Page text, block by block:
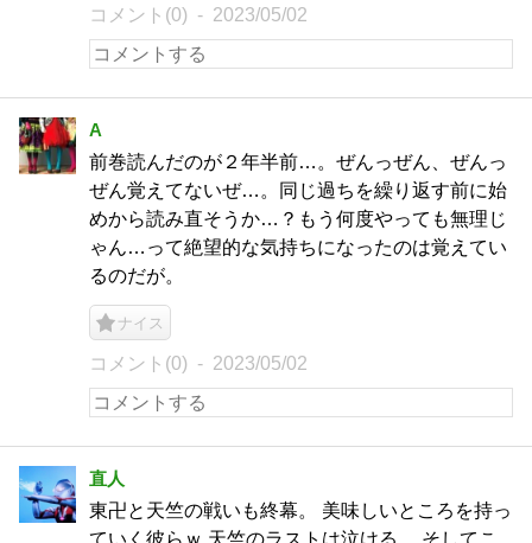
コメント(0) 2023/05/02
A
前巻読んだのが２年半前…。ぜんっぜん、ぜんっ
ぜん覚えてないぜ…。同じ過ちを繰り返す前に始
めから読み直そうか…？もう何度やっても無理じ
ゃん…って絶望的な気持ちになったのは覚えてい
るのだが。
ナイス
コメント(0) 2023/05/02
直人
東卍と天竺の戦いも終幕。 美味しいところを持っ
ていく彼らｗ 天竺のラストは泣ける。 そしてこ